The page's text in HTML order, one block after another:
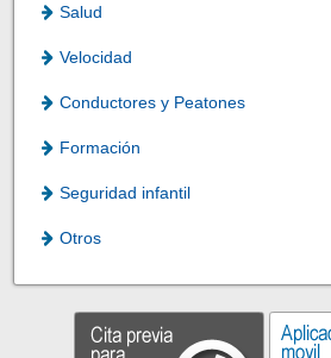
Salud
Velocidad
Conductores y Peatones
Formación
Seguridad infantil
Otros